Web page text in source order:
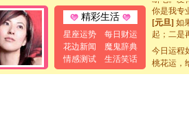
精彩生活
星座运势
每日财运
花边新闻
魔鬼辞典
情感测试
生活笑话
你是我专
[元旦] 如
起；二是
离。水晶
[元旦]当
泣，这痛
卖了。水
今日运程
桃花运，